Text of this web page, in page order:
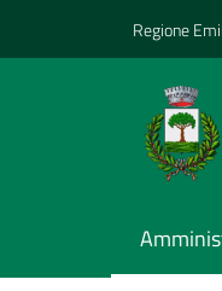
Regione